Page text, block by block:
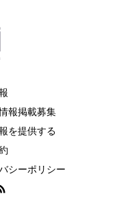
報掲載募集
を提供する
シーポリシー